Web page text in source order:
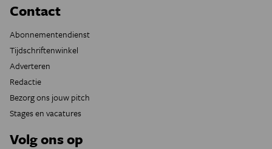
Contact
Abonnementendienst
Tijdschriftenwinkel
Adverteren
Redactie
Bezorg ons jouw pitch
Stages en vacatures
Volg ons op